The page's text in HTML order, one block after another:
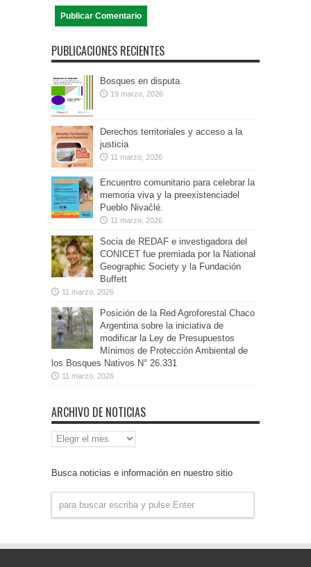
PUBLICACIONES RECIENTES
Bosques en disputa.
19 marzo, 2026
Derechos territoriales y acceso a la
justicia
11 marzo, 2026
Encuentro comunitario para celebrar la
memoria viva y la preexistenciadel
Pueblo Nivaĉlé.
11 marzo, 2026
Socia de REDAF e investigadora del
CONICET fue premiada por la National
Geographic Society y la Fundación
Buffett
11 marzo, 2026
Posición de la Red Agroforestal Chaco
Argentina sobre la iniciativa de
modificar la Ley de Presupuestos
Mínimos de Protección Ambiental de
los Bosques Nativos N° 26.331
11 marzo, 2026
ARCHIVO DE NOTICIAS
Archivo
de
Busca noticias e información en nuestro sitio